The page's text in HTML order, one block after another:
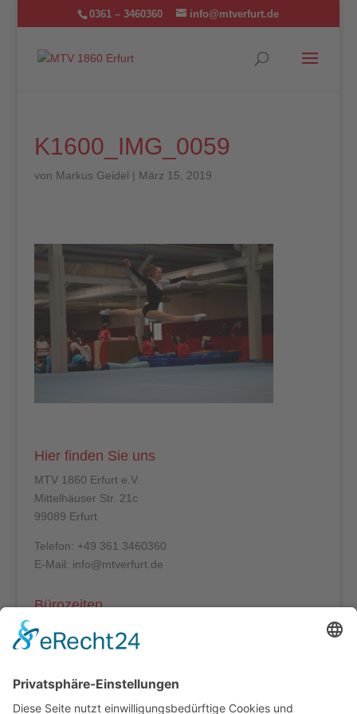
0361 – 3460360 info@mtverfurt.de
K1600_IMG_0059
von Markus Geidel | März 15, 2019
Hier finden Sie uns
MTV 1860 Erfurt e.V.
Mittelhäuser Str. 21c
99089 Erfurt
Telefon: +49 361 3460360
E-Mail: info@mtverfurt.de
Bürozeiten
Mo – Do: 8:00 – 14:00 Uhr